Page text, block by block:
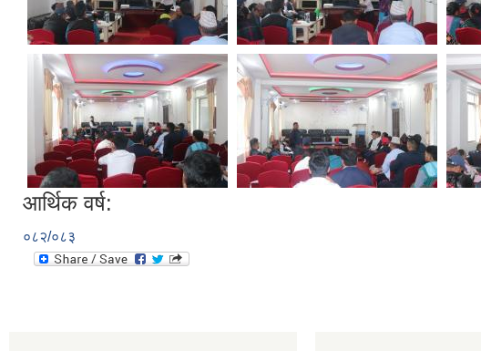
आर्थिक वर्ष:
०८२/०८३